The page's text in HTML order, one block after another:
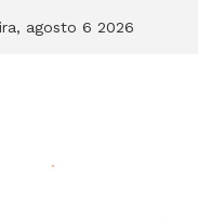
agosto 6 2026